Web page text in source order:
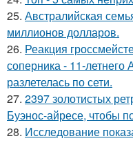
25. Австралийская
миллионов долларов.
26. Реакция
соперника - 11-летнего
разлетелась по сети.
27. 2397 золотистых
Буэнос-айресе, чтобы
28. Исследование